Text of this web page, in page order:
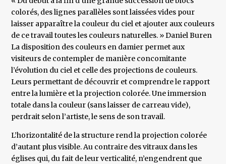
colorés, des lignes parallèles sont laissées vides pour
laisser apparaître la couleur du ciel et ajouter aux couleurs
de ce travail toutes les couleurs naturelles. » Daniel Buren
La disposition des couleurs en damier permet aux
visiteurs de contempler de manière concomitante
l’évolution du ciel et celle des projections de couleurs.
Leurs permettant de découvrir et comprendre le rapport
entre la lumière et la projection colorée. Une immersion
totale dans la couleur (sans laisser de carreau vide),
perdrait selon l’artiste, le sens de son travail.
L’horizontalité de la structure rend la projection colorée
d’autant plus visible. Au contraire des vitraux dans les
églises qui, du fait de leur verticalité, n’engendrent que